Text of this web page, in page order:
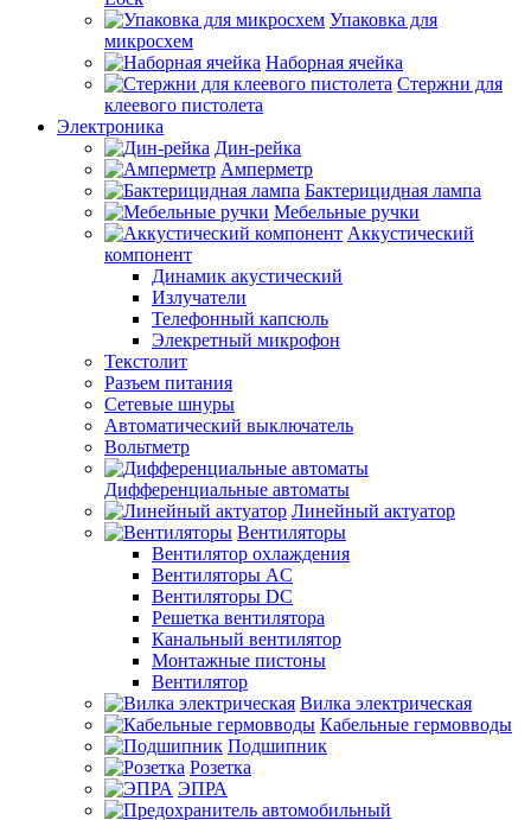
Упаковка для
микросхем
Наборная ячейка
Стержни для
клеевого пистолета
Электроника
Дин-рейка
Амперметр
Бактерицидная лампа
Мебельные ручки
Аккустический
компонент
Динамик акустический
Излучатели
Телефонный капсюль
Элекретный микрофон
Текстолит
Разъем питания
Сетевые шнуры
Автоматический выключатель
Вольтметр
Дифференциальные автоматы
Линейный актуатор
Вентиляторы
Вентилятор охлаждения
Вентиляторы AC
Вентиляторы DC
Решетка вентилятора
Канальный вентилятор
Монтажные пистоны
Вентилятор
Вилка электрическая
Кабельные гермовводы
Подшипник
Розетка
ЭПРА